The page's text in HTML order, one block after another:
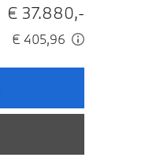
€ 37.880,-
€ 405,96